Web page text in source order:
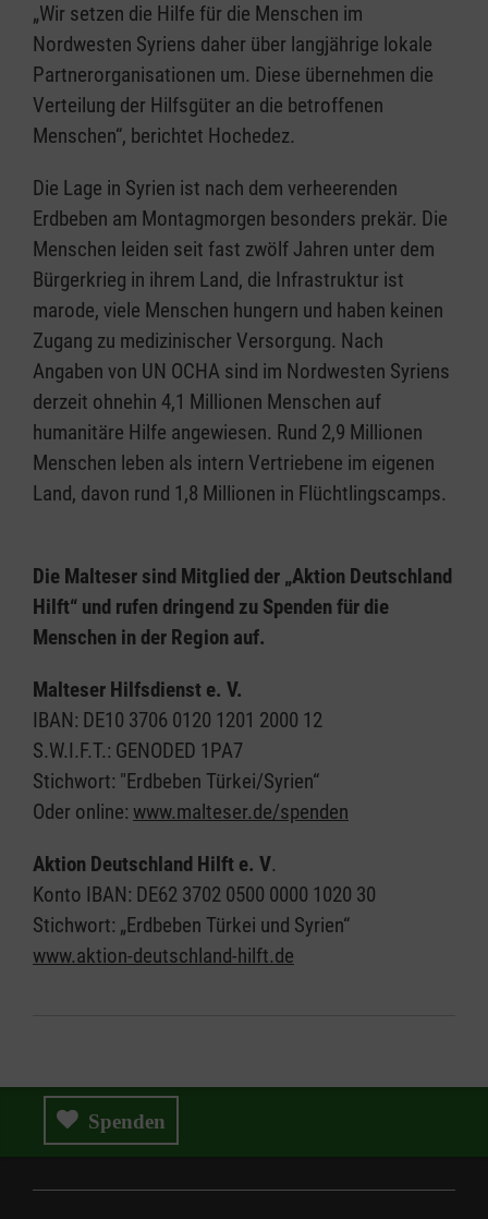
„Wir setzen die Hilfe für die Menschen im
Nordwesten Syriens daher über langjährige lokale
Partnerorganisationen um. Diese übernehmen die
Verteilung der Hilfsgüter an die betroffenen
Menschen“, berichtet Hochedez.
Die Lage in Syrien ist nach dem verheerenden
Erdbeben am Montagmorgen besonders prekär. Die
Menschen leiden seit fast zwölf Jahren unter dem
Bürgerkrieg in ihrem Land, die Infrastruktur ist
marode, viele Menschen hungern und haben keinen
Zugang zu medizinischer Versorgung. Nach
Angaben von UN OCHA sind im Nordwesten Syriens
derzeit ohnehin 4,1 Millionen Menschen auf
humanitäre Hilfe angewiesen. Rund 2,9 Millionen
Menschen leben als intern Vertriebene im eigenen
Land, davon rund 1,8 Millionen in Flüchtlingscamps.
Die Malteser sind Mitglied der „Aktion Deutschland
Hilft“ und rufen dringend zu Spenden für die
Menschen in der Region auf.
Malteser Hilfsdienst e. V.
IBAN: DE10 3706 0120 1201 2000 12
S.W.I.F.T.: GENODED 1PA7
Stichwort: "Erdbeben Türkei/Syrien“
Oder online: www.malteser.de/spenden
Aktion Deutschland Hilft e. V.
Konto IBAN: DE62 3702 0500 0000 1020 30
Stichwort: „Erdbeben Türkei und Syrien“
www.aktion-deutschland-hilft.de
Spenden